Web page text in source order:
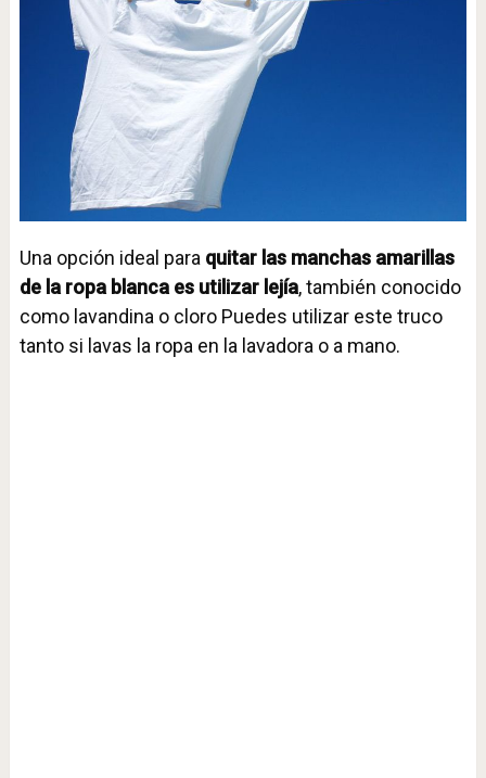
Una opción ideal para quitar las manchas amarillas
de la ropa blanca es utilizar lejía, también conocido
como lavandina o cloro Puedes utilizar este truco
tanto si lavas la ropa en la lavadora o a mano.